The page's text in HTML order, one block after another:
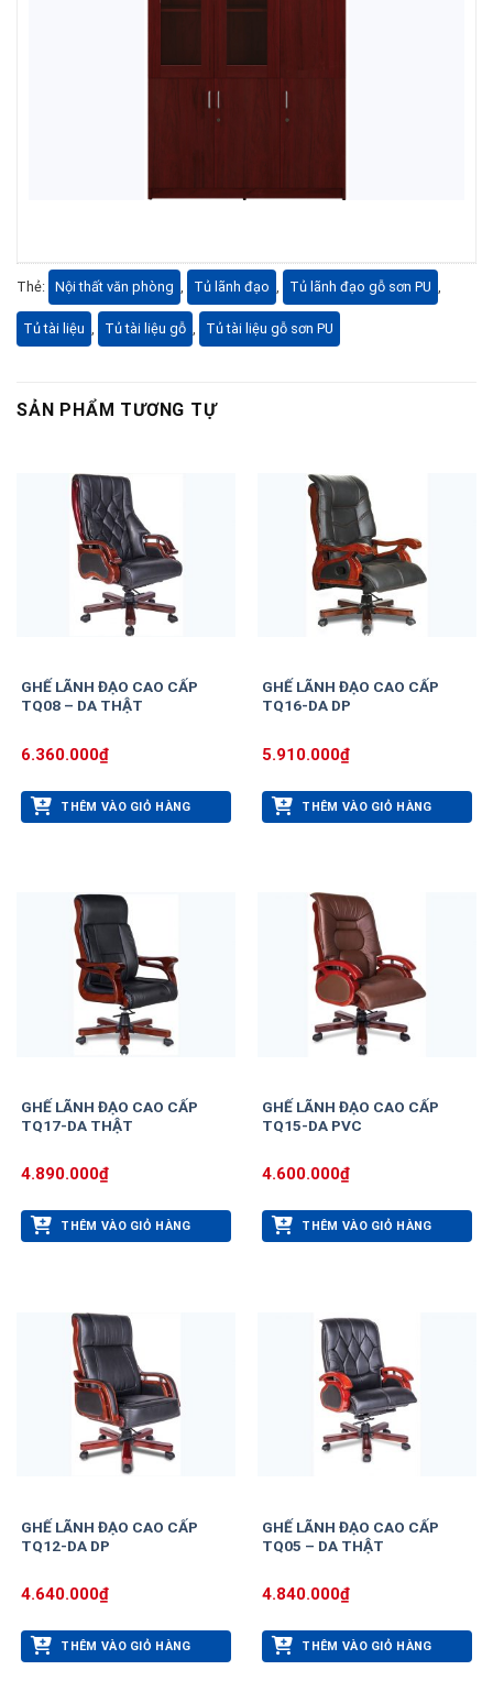
Thẻ: Nội thất văn phòng Tủ lãnh đạo Tủ lãnh đạo gỗ sơn PU
Tủ tài liệu Tủ tài liệu gỗ Tủ tài liệu gỗ sơn PU
SẢN PHẨM TƯƠNG TỰ
GHẾ LÃNH ĐẠO CAO CẤP
TQ08 – DA THẬT
6.360.000₫
THÊM VÀO GIỎ HÀNG
GHẾ LÃNH ĐẠO CAO CẤP
TQ16-DA DP
5.910.000₫
THÊM VÀO GIỎ HÀNG
GHẾ LÃNH ĐẠO CAO CẤP
TQ17-DA THẬT
4.890.000₫
THÊM VÀO GIỎ HÀNG
GHẾ LÃNH ĐẠO CAO CẤP
TQ15-DA PVC
4.600.000₫
THÊM VÀO GIỎ HÀNG
GHẾ LÃNH ĐẠO CAO CẤP
TQ12-DA DP
4.640.000₫
THÊM VÀO GIỎ HÀNG
GHẾ LÃNH ĐẠO CAO CẤP
TQ05 – DA THẬT
4.840.000₫
THÊM VÀO GIỎ HÀNG